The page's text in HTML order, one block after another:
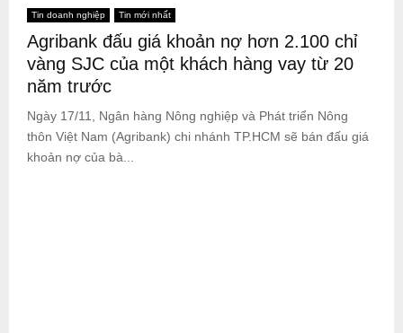
Tin doanh nghiệp Tin mới nhất
Agribank đấu giá khoản nợ hơn 2.100 chỉ
vàng SJC của một khách hàng vay từ 20
năm trước
Ngày 17/11, Ngân hàng Nông nghiệp và Phát triển Nông
thôn Việt Nam (Agribank) chi nhánh TP.HCM sẽ bán đấu giá
khoản nợ của bà...